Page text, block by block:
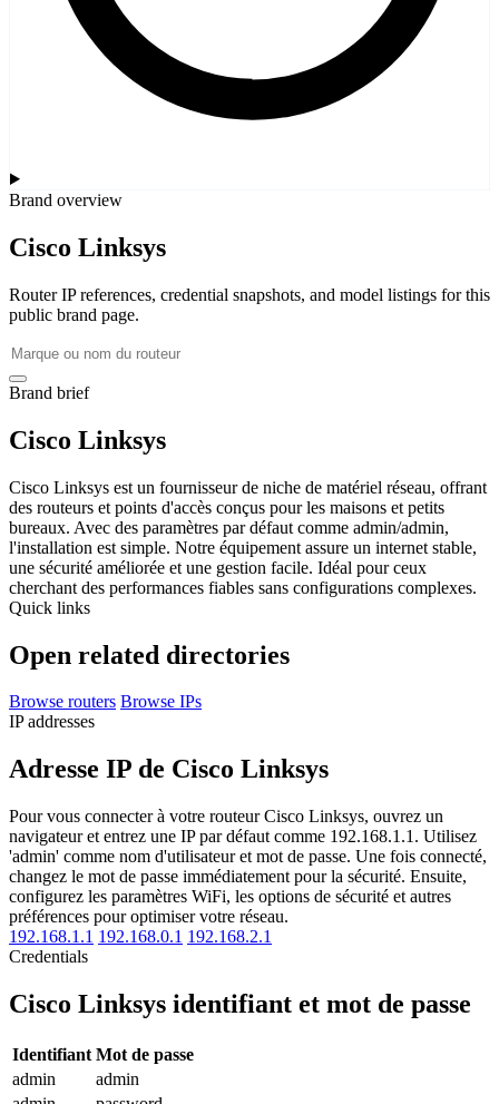
Brand overview
Cisco Linksys
Router IP references, credential snapshots, and model listings for this
public brand page.
Brand brief
Cisco Linksys
Cisco Linksys est un fournisseur de niche de matériel réseau, offrant
des routeurs et points d'accès conçus pour les maisons et petits
bureaux. Avec des paramètres par défaut comme admin/admin,
l'installation est simple. Notre équipement assure un internet stable,
une sécurité améliorée et une gestion facile. Idéal pour ceux
cherchant des performances fiables sans configurations complexes.
Quick links
Open related directories
Browse routers Browse IPs
IP addresses
Adresse IP de Cisco Linksys
Pour vous connecter à votre routeur Cisco Linksys, ouvrez un
navigateur et entrez une IP par défaut comme 192.168.1.1. Utilisez
'admin' comme nom d'utilisateur et mot de passe. Une fois connecté,
changez le mot de passe immédiatement pour la sécurité. Ensuite,
configurez les paramètres WiFi, les options de sécurité et autres
préférences pour optimiser votre réseau.
192.168.1.1 192.168.0.1 192.168.2.1
Credentials
Cisco Linksys identifiant et mot de passe
Identifiant Mot de passe
admin
admin